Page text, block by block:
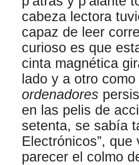
cabeza lectora
capaz de leer
curioso es que
cinta magnética
lado y a otro
ordenadores
en las pelis de
setenta, se sabía
Electrónicos”,
parecer el colmo